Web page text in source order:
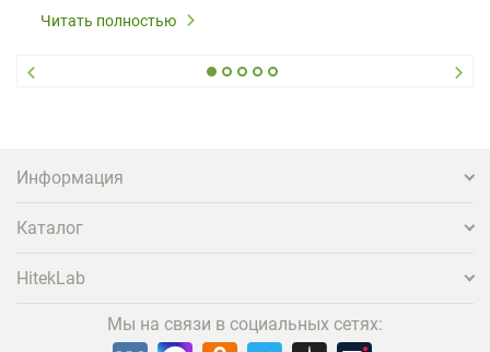
Читать полностью
Информация
Каталог
HitekLab
Мы на связи в социальных сетях: